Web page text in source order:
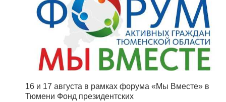
16 и 17 августа в рамках форума «Мы Вместе» в
Тюмени Фонд президентских